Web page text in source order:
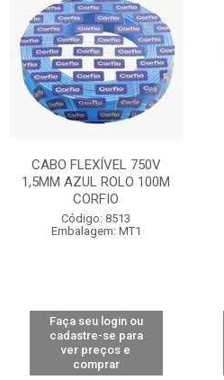
CABO FLEXÍVEL 750V
1,5MM AZUL ROLO 100M
CORFIO
Código: 8513
Embalagem: MT1
Faça seu login ou
cadastre-se para
ver preços e
comprar